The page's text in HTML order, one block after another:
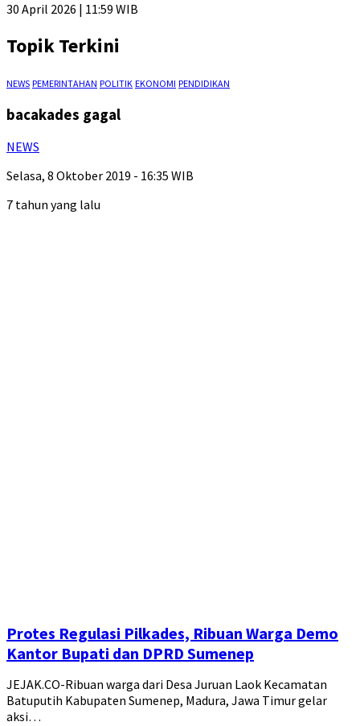
30 April 2026 | 11:59 WIB
Topik Terkini
NEWS PEMERINTAHAN POLITIK EKONOMI PENDIDIKAN
bacakades gagal
NEWS
Selasa, 8 Oktober 2019 - 16:35 WIB
7 tahun yang lalu
Protes Regulasi Pilkades, Ribuan Warga Demo
Kantor Bupati dan DPRD Sumenep
JEJAK.CO-Ribuan warga dari Desa Juruan Laok Kecamatan
Batuputih Kabupaten Sumenep, Madura, Jawa Timur gelar
aksi…